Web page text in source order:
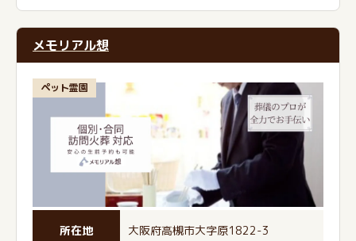
メモリアル想
ペット霊園
所在地 大阪府高槻市大字原1822-3